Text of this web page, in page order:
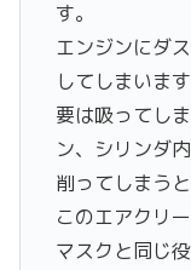
す。
エンジンにダ
してしまいます
要は吸ってし
ン、シリンダ
削ってしまう
このエアクリ
マスクと同じ